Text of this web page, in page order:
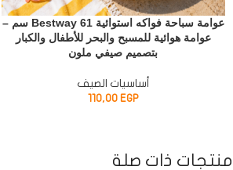
عوامة سباحة فواكه استوائية Bestway 61 سم –
عوامة هوائية للمسبح والبحر للأطفال والكبار
بتصميم صيفي ملون
أساسيات الصيف
110,00 EGP
منتجات ذات صلة